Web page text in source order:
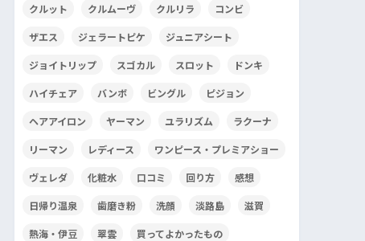
クルット クルムーヴ クルリラ コンビ
ザエス ジェラートピケ ジュニアシート
ジョイトリップ スゴカル スロット ドンキ
ハイチェア バンボ ビングル ピジョン
ヘアアイロン ヤーマン ユラリズム ラクーナ
リーマン レディース ワンピース・プレミアショー
ヴェレダ 化粧水 口コミ 回り方 感想
日帰り温泉 歯磨き粉 洗顔 淡路島 滋賀
熱海・伊豆 翠雲 買ってよかったもの